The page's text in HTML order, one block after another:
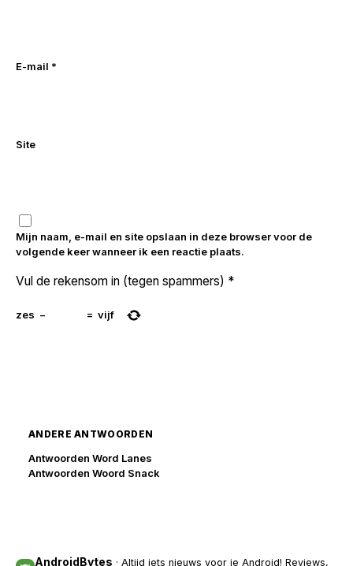
E-mail *
Site
Mijn naam, e-mail en site opslaan in deze browser voor de
volgende keer wanneer ik een reactie plaats.
Vul de rekensom in (tegen spammers) *
zes − = vijf
ANDERE ANTWOORDEN
Antwoorden Word Lanes
Antwoorden Woord Snack
AndroidBytes · Altijd iets nieuws voor je Android! Reviews,